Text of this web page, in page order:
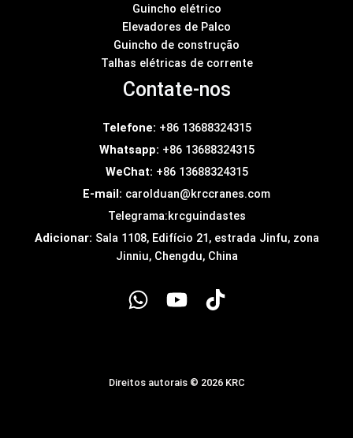
Guincho elétrico
Elevadores de Palco
Guincho de construção
Talhas elétricas de corrente
Contate-nos
Telefone: +86 13688324315
Whatsapp: +86 13688324315
WeChat: +86 13688324315
E-mail: carolduan@krccranes.com
Telegrama:krcguindastes
Adicionar: Sala 1108, Edifício 21, estrada Jinfu, zona
Jinniu, Chengdu, China
Direitos autorais © 2026 KRC